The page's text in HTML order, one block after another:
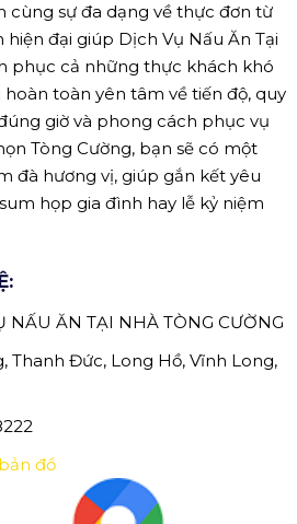
cùng sự đa dạng về thực đơn từ
đại giúp Dịch Vụ Nấu Ăn Tại
phục cả những thực khách khó
toàn yên tâm về tiến độ, quy
giờ và phong cách phục vụ
Tòng Cường, bạn sẽ có một
đà hương vị, giúp gắn kết yêu
họp gia đình hay lễ kỷ niệm
NẤU ĂN TẠI NHÀ TÒNG CƯỜNG
Thanh Đức, Long Hồ, Vĩnh Long,
đồ